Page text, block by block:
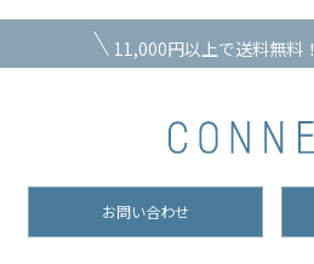
11,000円以上で送料無料！
お問い合わせ